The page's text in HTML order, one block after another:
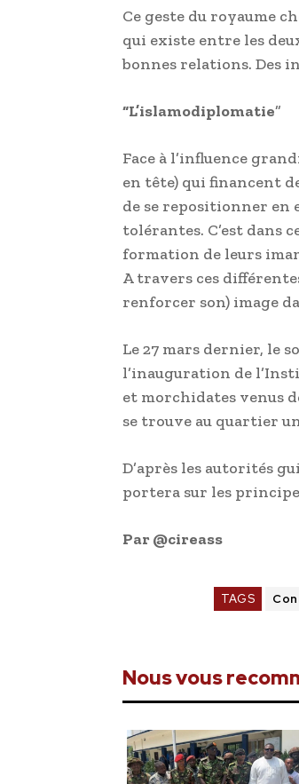
Ce geste du royaume
qui existe entre les
bonnes relations. Des
“L’islamodiplomatie”
Face à l’influence
en tête) qui financent
de se repositionner en
tolérantes. C’est dans
formation de leurs
A travers ces
renforcer son) image
Le 27 mars dernier, le
l’inauguration de
et morchidates venus
se trouve au quartier
D’après les autorités
portera sur les
Par @cireass
TAGS
Nous vous